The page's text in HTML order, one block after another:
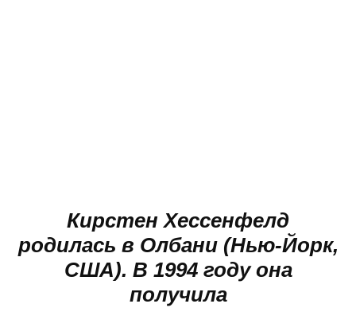
Кирстен Хессенфелд
родилась в Олбани (Нью-Йорк,
США). В 1994 году она
получила